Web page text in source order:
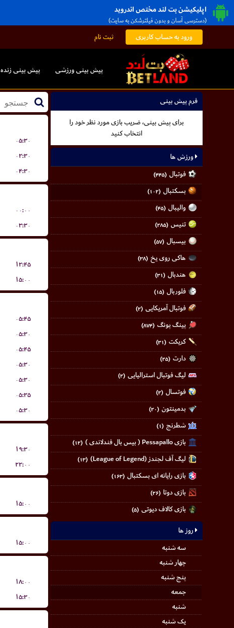
اپلیکیشن بت لند مختص اندروید
(دسترسی آسان و بدون فیلترشکن به سایت)
ورود به حساب کاربری ثبت نام
پیش بینی ورزشی پیش بینی زنده
فرم پیش بینی
برای پیش بینی، ضریب بازی مورد نظر خود را
انتخاب کنید
ورزش ها
فوتبال (۴۴۵)
بسکتبال (۱۰۲)
والیبال (۴۵)
تنیس (۲۸۵)
بیسبال (۵۷)
هاکی روی یخ (۳۸)
هندبال (۳۱)
فلوربال (۱۵)
فوتبال آمریکایی (۲)
پینگ پونگ (۸۷۴)
کریکت (۳۱)
دارت (۲۵)
لیگ فوتبال استرالیایی (۲)
فوتسال (۲)
بدمینتون (۲۰)
شطرنج (۱)
بازی Pessapallo ( بیس بال فندلاندی ) (۱۲)
لیگ آف لجندز (League of Legend) (۱۳)
بازی رایانه ای بسکتبال (۱۶۳)
بازی دوتا (۲۶)
بازی کالاف دیوتی (۵)
روز ها
سه شنبه
چهار شنبه
پنج شنبه
جمعه
شنبه
یک شنبه
۰۵:۳۰
۰۲:۳۰
۰۴:۳۰
۰۰:۰۰
۰۳:۳۰
۱۲:۴۵
۱۵:۰۰
۰۵:۴۵
۰۵:۳۰
۰۵:۴۵
۰۵:۳۰
۰۵:۳۰
۰۵:۳۵
۰۵:۳۰
۱۹:۳۰
۲۲:۰۰
۱۵:۰۰
۱۵:۰۰
۱۸:۰۰
۱۵:۳۰